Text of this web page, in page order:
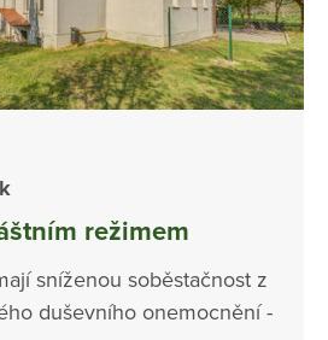
režimem
sníženou soběstačnost z
duševního onemocnění -